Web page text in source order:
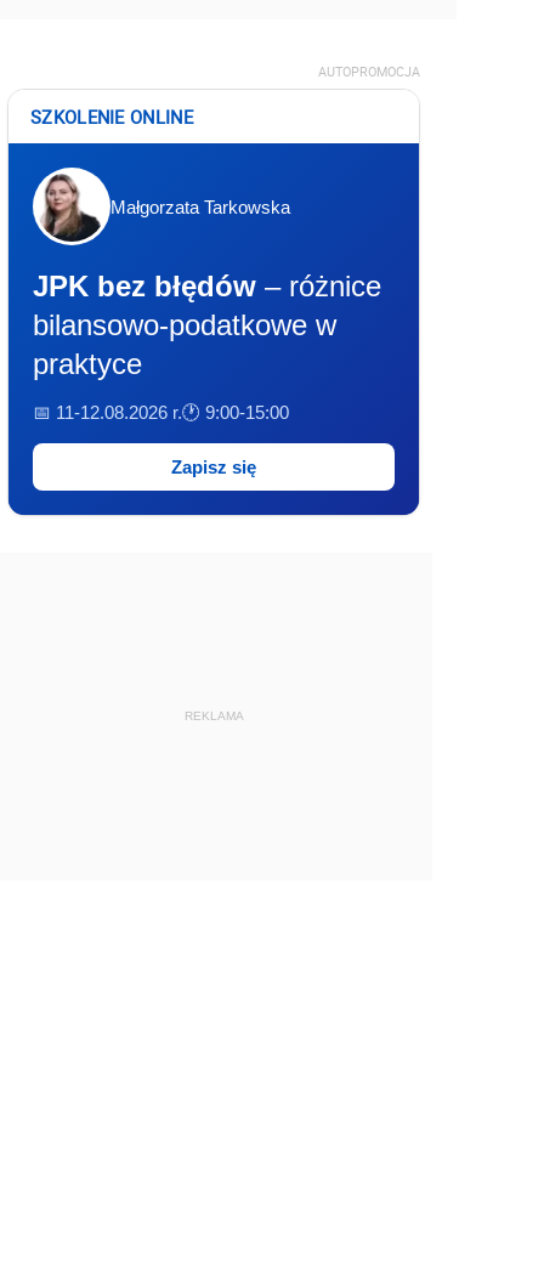
AUTOPROMOCJA
SZKOLENIE ONLINE
Małgorzata Tarkowska
JPK bez błędów – różnice
bilansowo-podatkowe w
praktyce
📅 11-12.08.2026 r.🕐 9:00-15:00
Zapisz się
REKLAMA